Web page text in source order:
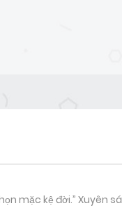
mặc kệ đời.” Xuyên